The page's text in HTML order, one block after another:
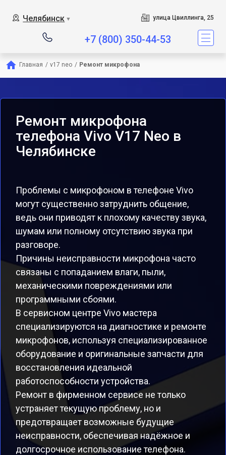
Челябинск ▼ улица Цвиллинга, 25
+7 (800) 350-44-53
Главная / v17 neo / Ремонт микрофона
Ремонт микрофона
телефона Vivo V17 Neo в
Челябинске
Проблемы с микрофоном в телефоне Vivo
могут существенно затруднить общение,
ведь они приводят к плохому качеству звука,
шумам или полному отсутствию звука при
разговоре.
Причины неисправности микрофона часто
связаны с попаданием влаги, пыли,
механическими повреждениями или
программными сбоями.
В сервисном центре Vivo мастера
специализируются на диагностике и ремонте
микрофонов, используя специализированное
оборудование и оригинальные запчасти для
восстановления идеальной
работоспособности устройства.
Ремонт в фирменном сервисе не только
устраняет текущую проблему, но и
предотвращает возможные будущие
неисправности, обеспечивая надёжное и
долгосрочное использование телефона.